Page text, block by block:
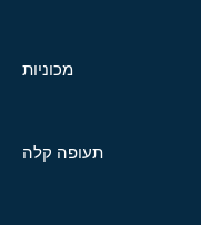
מכוניות
תעופה קלה